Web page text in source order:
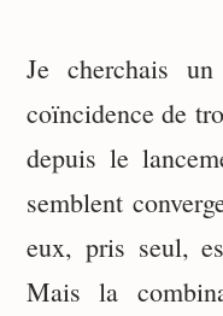
Je cherchais
coïncidence de
depuis le
semblent
eux, pris seul,
Mais la